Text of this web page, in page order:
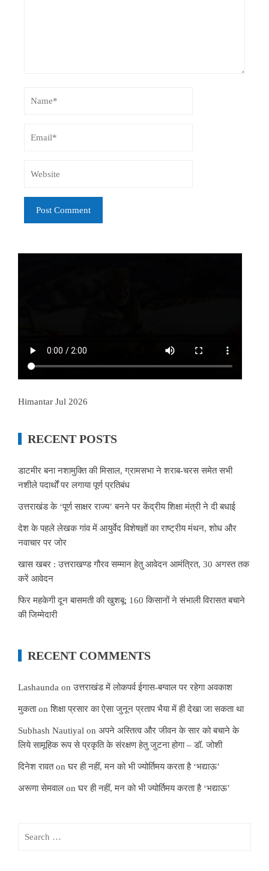
Himantar Jul 2026
RECENT POSTS
डाटमीर बना नशामुक्ति की मिसाल, ग्रामसभा ने शराब-चरस समेत सभी
नशीले पदार्थों पर लगाया पूर्ण प्रतिबंध
उत्तराखंड के ‘पूर्ण साक्षर राज्य’ बनने पर केंद्रीय शिक्षा मंत्री ने दी बधाई
देश के पहले लेखक गांव में आयुर्वेद विशेषज्ञों का राष्ट्रीय मंथन, शोध और
नवाचार पर जोर
खास खबर : उत्तराखण्ड गौरव सम्मान हेतु आवेदन आमंत्रित, 30 अगस्त तक
करें आवेदन
फिर महकेगी दून बासमती की खुशबू: 160 किसानों ने संभाली विरासत बचाने
की जिम्मेदारी
RECENT COMMENTS
Lashaunda onउत्तराखंड में लोकपर्व ईगास-बग्वाल पर रहेगा अवकाश
मुकताonशिक्षा प्रसार का ऐसा जुनून प्रताप भैया में ही देखा जा सकता था
Subhash Nautiyal on अपने अस्तित्व और जीवन के सार को बचाने के
लिये सामूहिक रूप से प्रकृति के संरक्षण हेतु जुटना होगा – डॉ. जोशी
दिनेश रावतonघर ही नहीं, मन को भी ज्योर्तिमय करता है ‘भद्याऊ’
अरूणा सेमवाल onघर ही नहीं, मन को भी ज्योर्तिमय करता है ‘भद्याऊ’